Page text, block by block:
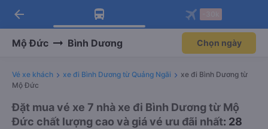
Tải app Vexere ngay!
Nhận ưu đãi thành viên độc
Mở app
Tải app Vexere
-30k/ghế khi đặt vé máy bay qua
Mở app
arrow_back
Mộ Đức Bình Dương Chọn ngày
Vé xe khách xe đi Bình Dương từ Quảng Ngãi
xe đi Bình Dương từ
Mộ Đức
Đặt mua vé xe 7 nhà xe đi Bình Dương từ Mộ
Đức chất lượng cao và giá vé ưu đãi nhất: 28